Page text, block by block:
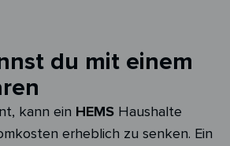
du mit einem
kann ein HEMS Haushalte
erheblich zu senken. Ein